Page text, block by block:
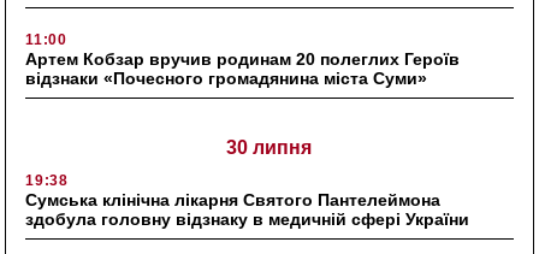
11:00
Артем Кобзар вручив родинам 20 полеглих Героїв
відзнаки «Почесного громадянина міста Суми»
30 липня
19:38
Сумська клінічна лікарня Святого Пантелеймона
здобула головну відзнаку в медичній сфері України